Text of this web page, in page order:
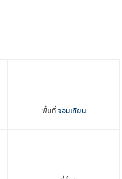
พื้นที่จอมเทียน